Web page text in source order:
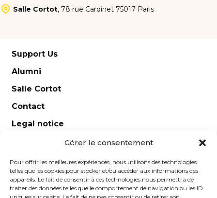
Gérer le consentement
Pour offrir les meilleures expériences, nous utilisons des technologies
telles que les cookies pour stocker et/ou accéder aux informations des
appareils. Le fait de consentir à ces technologies nous permettra de
traiter des données telles que le comportement de navigation ou les ID
Salle Cortot, 78 rue Cardinet 75017 Paris
Support Us
Alumni
Salle Cortot
Contact
Legal notice